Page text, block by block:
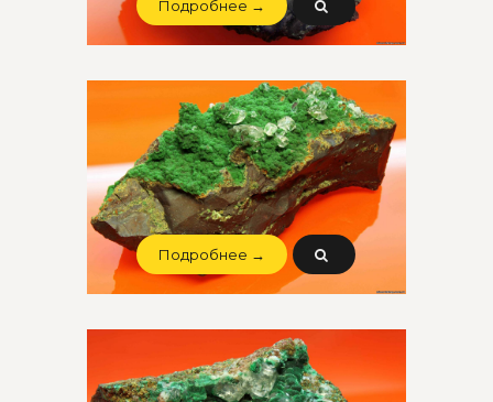
Подробнее →
Подробнее →